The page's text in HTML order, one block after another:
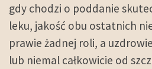
gdy chodzi o poddanie
leku, jakość obu ostatnich
prawie żadnej roli, a
lub niemal całkowicie od